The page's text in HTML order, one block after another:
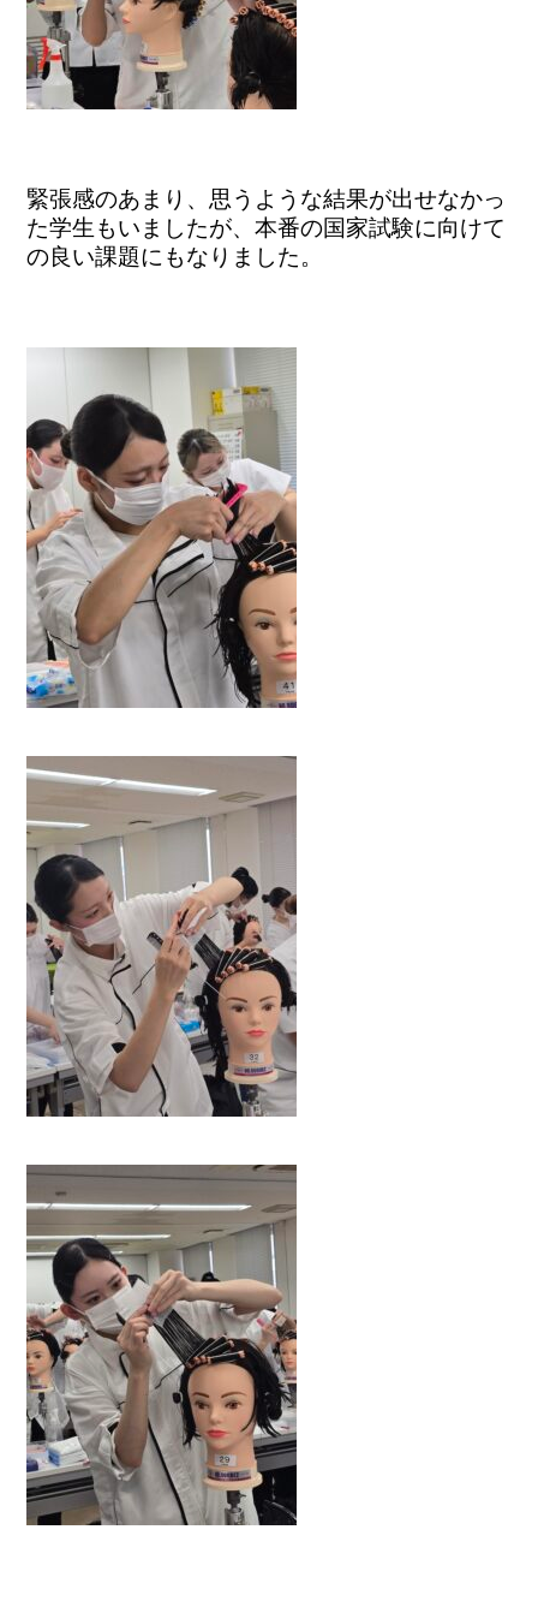
緊張感のあまり、思うような結果が出せなかっ
た学生もいましたが、本番の国家試験に向けて
の良い課題にもなりました。